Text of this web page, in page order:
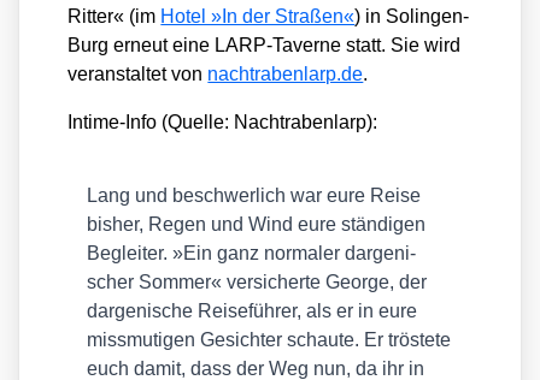
Rit­ter« (im Hotel »In der Stra­ßen«) in Solin­gen-
Burg erneut eine LARP-Taver­ne statt. Sie wird
ver­an­stal­tet von nach​tra​ben​larp​.de.
Inti­me-Info (Quel­le: Nach­tra­ben­larp):
Lang und beschwer­lich war eure Rei­se
bis­her, Regen und Wind eure stän­di­gen
Beglei­ter. »Ein ganz nor­ma­ler dar­ge­ni­
scher Som­mer« ver­si­cher­te Geor­ge, der
dar­ge­ni­sche Rei­se­füh­rer, als er in eure
miss­mu­ti­gen Gesich­ter schau­te. Er trös­te­te
euch damit, dass der Weg nun, da ihr in